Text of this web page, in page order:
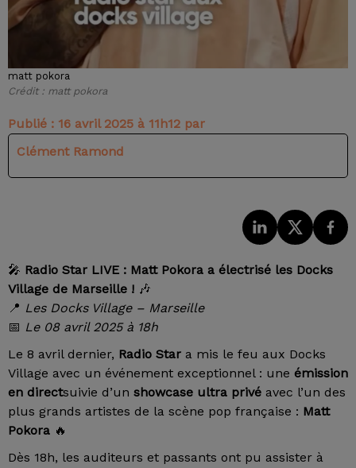
matt pokora
Crédit : matt pokora
Publié : 16 avril 2025 à 11h12 par
Clément Ramond
🎤 Radio Star LIVE : Matt Pokora a électrisé les Docks
Village de Marseille ! 🎶
📍 Les Docks Village – Marseille
📅 Le 08 avril 2025 à 18h
Le 8 avril dernier, Radio Star a mis le feu aux Docks
Village avec un événement exceptionnel : une émission
en directsuivie d’un showcase ultra privé avec l’un des
plus grands artistes de la scène pop française : Matt
Pokora 🔥
Dès 18h, les auditeurs et passants ont pu assister à